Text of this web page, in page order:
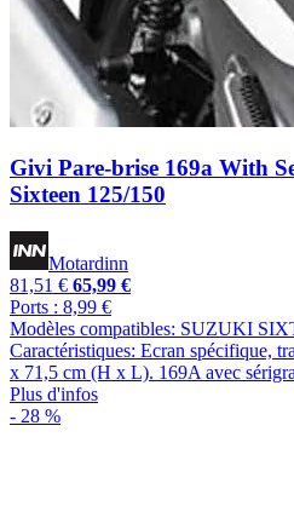
Givi Pare-brise 169a With
Sixteen 125/150
Motardinn
81,51 € 65,99 €
Ports : 8,99 €
Modèles compatibles: SUZUKI
Caractéristiques: Ecran spécifique,
x 71,5 cm (H x L). 169A avec
Plus d'infos
- 28 %